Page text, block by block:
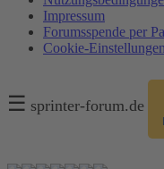
Impressum
Forumsspende per
Cookie-Einstellungen
☰ sprinter-forum.de